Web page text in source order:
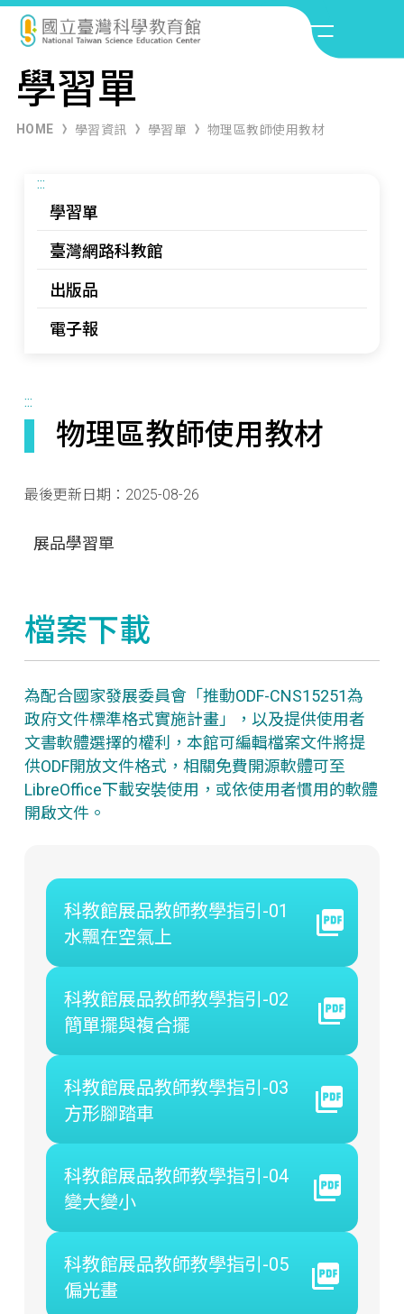
學習單
HOME 學習資訊 學習單 物理區教師使用教材
:::
學習單
臺灣網路科教館
出版品
電子報
:::
物理區教師使用教材
最後更新日期： 2025-08-26
展品學習單
檔案下載
為配合國家發展委員會「推動ODF-CNS15251為
政府文件標準格式實施計畫」，以及提供使用者
文書軟體選擇的權利，本館可編輯檔案文件將提
供ODF開放文件格式，相關免費開源軟體可至
LibreOffice下載安裝使用，或依使用者慣用的軟體
開啟文件。
科教館展品教師教學指引-01
水飄在空氣上
科教館展品教師教學指引-02
簡單擺與複合擺
科教館展品教師教學指引-03
方形腳踏車
科教館展品教師教學指引-04
變大變小
科教館展品教師教學指引-05
偏光畫